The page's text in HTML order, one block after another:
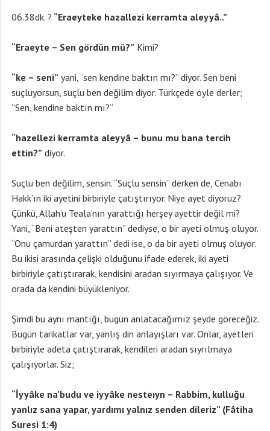
06.38dk. ? “Eraeyteke hazallezi kerramta aleyyâ..”
“Eraeyte – Sen gördün mü?” Kimi?
“ke – seni” yani, “sen kendine baktın mı?” diyor. Sen beni
suçluyorsun, suçlu ben değilim diyor. Türkçede öyle derler;
“Sen, kendine baktın mı?”
“hazellezi kerramta aleyyâ – bunu mu bana tercih
ettin?” diyor.
Suçlu ben değilim, sensin. “Suçlu sensin” derken de, Cenabı
Hakk’ın iki ayetini birbiriyle çatıştırıyor. Niye ayet diyoruz?
Çünkü, Allah’u Teala’nın yarattığı herşey ayettir değil mi?
Yani, “Beni ateşten yarattın” dediyse, o bir ayeti olmuş oluyor.
“Onu çamurdan yarattın” dedi ise, o da bir ayeti olmuş oluyor.
Bu ikisi arasında çelişki olduğunu ifade ederek, iki ayeti
birbiriyle çatıştırarak, kendisini aradan sıyırmaya çalışıyor. Ve
orada da kendini büyükleniyor.
Şimdi bu aynı mantığı, bugün anlatacağımız şeyde göreceğiz.
Bugün tarikatlar var, yanlış din anlayışları var. Onlar, ayetleri
birbiriyle adeta çatıştırarak, kendileri aradan sıyrılmaya
çalışıyorlar. Siz;
“İyyâke na’budu ve iyyâke nesteıyn – Rabbim, kulluğu
yanlız sana yapar, yardımı yalnız senden dileriz” (Fâtiha
Suresi 1:4)